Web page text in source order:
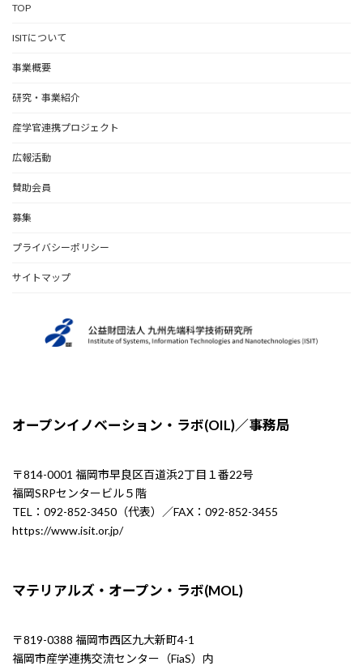
TOP
ISITについて
事業概要
研究・事業紹介
産学官連携プロジェクト
広報活動
賛助会員
募集
プライバシーポリシー
サイトマップ
オープンイノベーション・ラボ(OIL)／事務局
〒814-0001 福岡市早良区百道浜2丁目１番22号
福岡SRPセンタービル５階
TEL：092-852-3450（代表）／FAX：092-852-3455
https://www.isit.or.jp/
マテリアルズ・オープン・ラボ(MOL)
〒819-0388 福岡市西区九大新町4-1
福岡市産学連携交流センター（FiaS）内